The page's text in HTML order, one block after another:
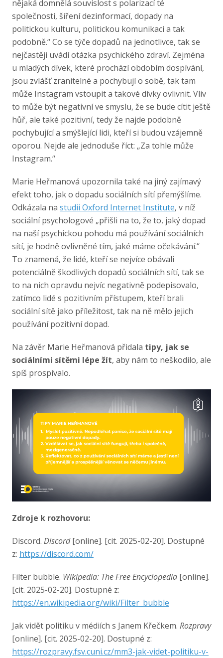
nějaká domnělá souvislost s polarizací té
společnosti, šíření dezinformací, dopady na
politickou kulturu, politickou komunikaci a tak
podobně.“ Co se týče dopadů na jednotlivce, tak se
nejčastěji uvádí otázka psychického zdraví. Zejména
u mladých dívek, které prochází obdobím dospívání,
jsou zvlášť zranitelné a pochybují o sobě, tak tam
může Instagram vstoupit a takové dívky ovlivnit. Vliv
to může být negativní ve smyslu, že se bude cítit ještě
hůř, ale také pozitivní, tedy že najde podobně
pochybující a smýšlející lidi, kteří si budou vzájemně
oporou. Nejde ale jednoduše říct: „Za tohle může
Instagram.“
Marie Heřmanová upozornila také na jiný zajímavý
efekt toho, jak o dopadu sociálních sítí přemýšlíme.
Odkázala na studii Oxford Internet Institute, v níž
sociální psychologové „přišli na to, že to, jaký dopad
na naší psychickou pohodu má používání sociálních
sítí, je hodně ovlivněné tím, jaké máme očekávání.“
To znamená, že lidé, kteří se nejvíce obávali
potenciálně škodlivých dopadů sociálních sítí, tak se
to na nich opravdu nejvíc negativně podepisovalo,
zatímco lidé s pozitivním přístupem, kteří brali
sociální sítě jako příležitost, tak na ně mělo jejich
používání pozitivní dopad.
Na závěr Marie Heřmanová přidala tipy, jak se
sociálními sítěmi lépe žít, aby nám to neškodilo, ale
spíš prospívalo.
Zdroje k rozhovoru:
Discord. Discord[online]. [cit. 2025-02-20]. Dostupné
z: https://discord.com/
Filter bubble. Wikipedia: The Free Encyclopedia [online].
[cit. 2025-02-20]. Dostupné z:
https://en.wikipedia.org/wiki/Filter_bubble
Jak vidět politiku v médiích s Janem Křečkem. Rozpravy
[online]. [cit. 2025-02-20]. Dostupné z:
https://rozpravy.fsv.cuni.cz/mm3-jak-videt-politiku-v-